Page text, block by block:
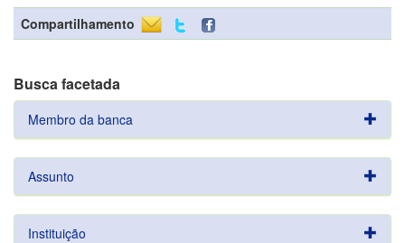
Compartilhamento
Busca facetada
Membro da banca
Assunto
Instituição